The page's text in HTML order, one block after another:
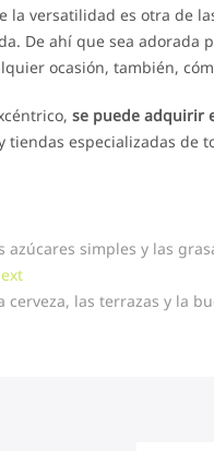
la versatilidad es otra de
De ahí que sea adorada
ocasión, también,
se puede adquirir
tiendas especializadas de
azúcares simples y las
Next
post:
cerveza, las terrazas y la